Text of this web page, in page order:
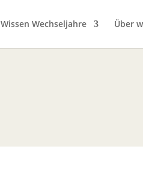
Wissen Wechseljahre Über